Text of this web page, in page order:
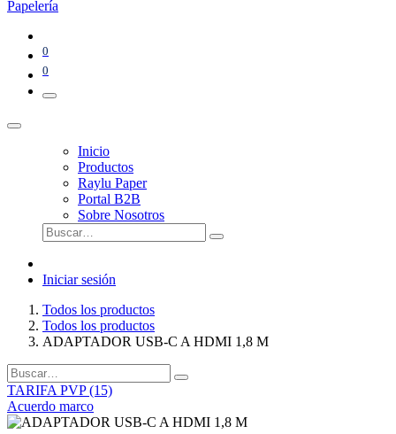
0
0
Inicio
Productos
Raylu Paper
Portal B2B
Sobre Nosotros
Iniciar sesión
Todos los productos
Todos los productos
ADAPTADOR USB-C A HDMI 1,8 M
TARIFA PVP (15)
Acuerdo marco